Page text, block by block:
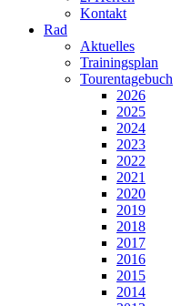
Kontakt
Rad
Aktuelles
Trainingsplan
Tourentagebuch
2026
2025
2024
2023
2022
2021
2020
2019
2018
2017
2016
2015
2014